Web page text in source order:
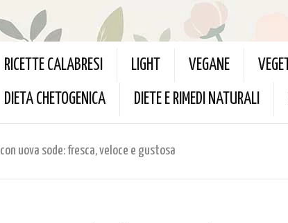
RICETTE CALABRESI LIGHT VEGANE
DIETA CHETOGENICA DIETE E RIMEDI NATURALI
uova sode: fresca, veloce e gustosa